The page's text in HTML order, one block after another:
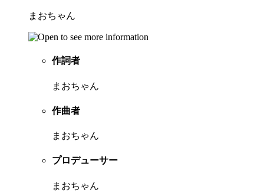
まおちゃん
作詞者
まおちゃん
作曲者
まおちゃん
プロデューサー
まおちゃん